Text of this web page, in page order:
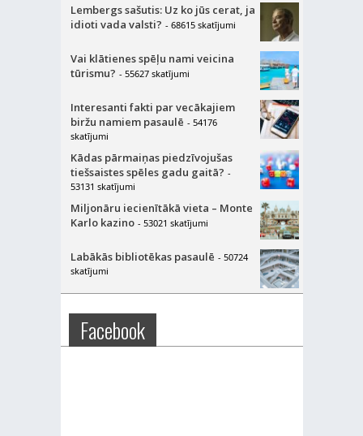
Lembergs sašutis: Uz ko jūs cerat, ja
idioti vada valsti? - 68615 skatījumi
Vai klātienes spēļu nami veicina
tūrismu? - 55627 skatījumi
Interesanti fakti par vecākajiem
biržu namiem pasaulē - 54176
skatījumi
Kādas pārmaiņas piedzīvojušas
tiešsaistes spēles gadu gaitā? -
53131 skatījumi
Miljonāru iecienītākā vieta – Monte
Karlo kazino - 53021 skatījumi
Labākās bibliotēkas pasaulē - 50724
skatījumi
Facebook